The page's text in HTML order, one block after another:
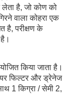
लेता है, जो कोण को
वाला कोहरा एक
है, परीक्षण के
किया जाता है।
फिल्टर और ड्रेनेज
1 किग्रा / सेमी 2,